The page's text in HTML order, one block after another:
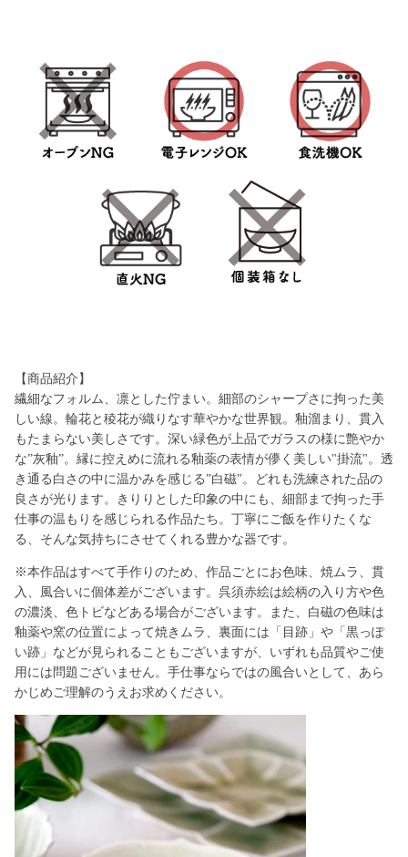
【商品紹介】
繊細なフォルム、凛とした佇まい。細部のシャープさに拘った美
しい線。輪花と稜花が織りなす華やかな世界観。釉溜まり、貫入
もたまらない美しさです。深い緑色が上品でガラスの様に艶やか
な”灰釉”。縁に控えめに流れる釉薬の表情が儚く美しい"掛流"。透
き通る白さの中に温かみを感じる”白磁"。どれも洗練された品の
良さが光ります。きりりとした印象の中にも、細部まで拘った手
仕事の温もりを感じられる作品たち。 丁寧にご飯を作りたくな
る、⁠ そんな気持ちにさせてくれる豊かな器です。⁠
※本作品はすべて手作りのため、作品ごとにお色味、焼ムラ、貫
入、風合いに個体差がございます。呉須赤絵は絵柄の入り方や色
の濃淡、色トビなどある場合がございます。また、白磁の色味は
釉薬や窯の位置によって焼きムラ、裏面には「目跡」や「黒っぽ
い跡」などが見られることもございますが、いずれも品質やご使
用には問題ございません。手仕事ならではの風合いとして、あら
かじめご理解のうえお求めください。